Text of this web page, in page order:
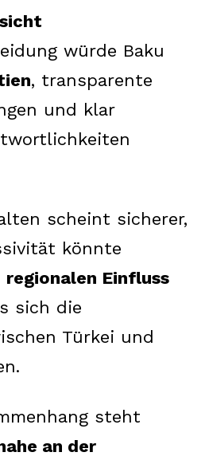
würde Baku
, transparente
und klar
scheint sicherer,
könnte
regionalen Einfluss
sich die
Türkei und
steht
an der